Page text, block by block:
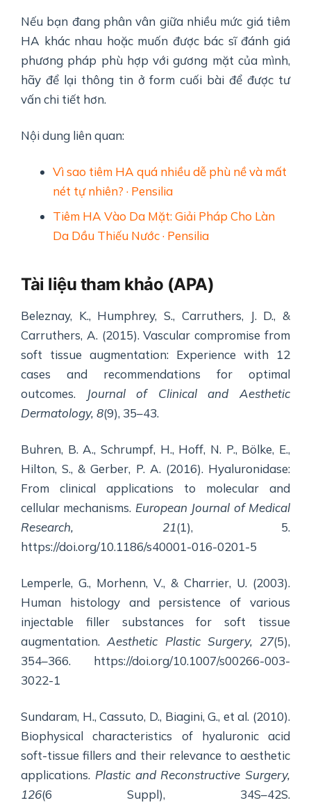
Nếu bạn đang phân vân giữa nhiều mức giá tiêm
HA khác nhau hoặc muốn được bác sĩ đánh giá
phương pháp phù hợp với gương mặt của mình,
hãy để lại thông tin ở form cuối bài để được tư
vấn chi tiết hơn.
Nội dung liên quan:
Vì sao tiêm HA quá nhiều dễ phù nề và mất
nét tự nhiên? · Pensilia
Tiêm HA Vào Da Mặt: Giải Pháp Cho Làn
Da Dầu Thiếu Nước · Pensilia
Tài liệu tham khảo (APA)
Beleznay, K., Humphrey, S., Carruthers, J. D., &
Carruthers, A. (2015). Vascular compromise from
soft tissue augmentation: Experience with 12
cases and recommendations for optimal
outcomes.
Journal of Clinical and Aesthetic
Dermatology, 8(9), 35–43.
Buhren, B. A., Schrumpf, H., Hoff, N. P., Bölke, E.,
Hilton, S., & Gerber, P. A. (2016). Hyaluronidase:
From clinical applications to molecular and
cellular mechanisms. European Journal of Medical
Research, 21(1), 5.
https://doi.org/10.1186/s40001-016-0201-5
Lemperle, G., Morhenn, V., & Charrier, U. (2003).
Human histology and persistence of various
injectable filler substances for soft tissue
augmentation.Aesthetic Plastic Surgery, 27(5),
354–366. https://doi.org/10.1007/s00266-003-
3022-1
Sundaram, H., Cassuto, D., Biagini, G., et al. (2010).
Biophysical characteristics of hyaluronic acid
soft-tissue fillers and their relevance to aesthetic
applications. Plastic and Reconstructive Surgery,
126(6 Suppl), 34S–42S.